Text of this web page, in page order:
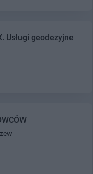
Usługi geodezyjne